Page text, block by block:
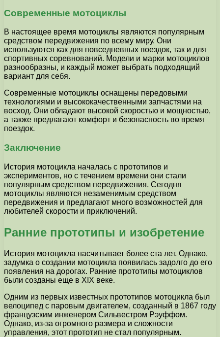
Современные мотоциклы
В настоящее время мотоциклы являются популярным
средством передвижения по всему миру. Они
используются как для повседневных поездок, так и для
спортивных соревнований. Модели и марки мотоциклов
разнообразны, и каждый может выбрать подходящий
вариант для себя.
Современные мотоциклы оснащены передовыми
технологиями и высококачественными запчастями на
восход. Они обладают высокой скоростью и мощностью,
а также предлагают комфорт и безопасность во время
поездок.
Заключение
История мотоцикла началась с прототипов и
экспериментов, но с течением времени они стали
популярным средством передвижения. Сегодня
мотоциклы являются незаменимым средством
передвижения и предлагают много возможностей для
любителей скорости и приключений.
Ранние прототипы и изобретение
История мотоцикла насчитывает более ста лет. Однако,
задумка о создании мотоцикла появилась задолго до его
появления на дорогах. Ранние прототипы мотоциклов
были созданы еще в XIX веке.
Одним из первых известных прототипов мотоцикла был
велоципед с паровым двигателем, созданный в 1867 году
французским инженером Сильвестром Рэуффом.
Однако, из-за огромного размера и сложности
управления, этот прототип не стал популярным.